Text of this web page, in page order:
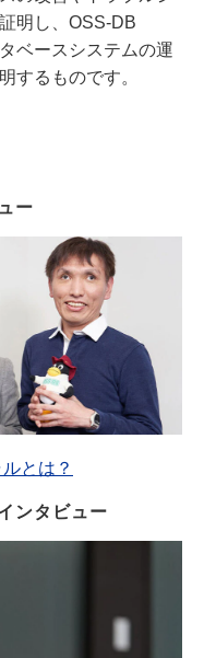
明し、OSS-DB
ベースシステムの運
するものです。
ー
とは？
ンタビュー